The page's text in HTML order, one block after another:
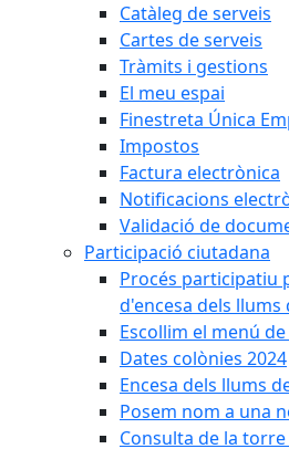
Catàleg de serveis
Cartes de serveis
Tràmits i gestions
El meu espai
Finestreta Única
Impostos
Factura electrònica
Notificacions
Validació de
Participació ciutadana
Procés participatiu
d'encesa dels llums
Escollim el menú
Dates colònies 2024
Encesa dels llums
Posem nom a una
Consulta de la